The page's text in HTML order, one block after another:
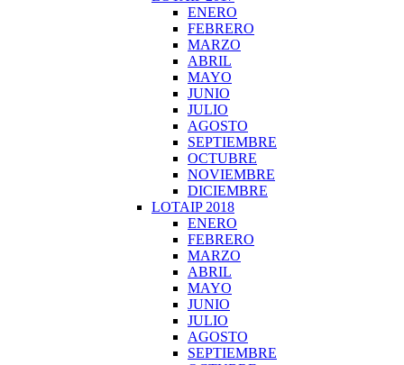
ENERO
FEBRERO
MARZO
ABRIL
MAYO
JUNIO
JULIO
AGOSTO
SEPTIEMBRE
OCTUBRE
NOVIEMBRE
DICIEMBRE
LOTAIP 2018
ENERO
FEBRERO
MARZO
ABRIL
MAYO
JUNIO
JULIO
AGOSTO
SEPTIEMBRE